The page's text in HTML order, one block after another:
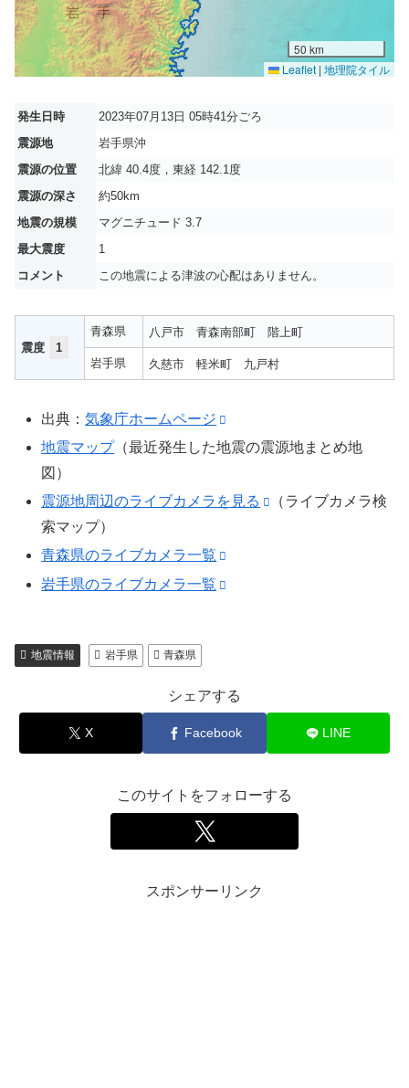
50 km
Leaflet | 地理院タイル
発生日時
2023年07月13日 05時41分ごろ
震源地
岩手県沖
震源の位置
北緯 40.4度，東経 142.1度
震源の深さ
約50km
地震の規模
マグニチュード 3.7
最大震度
1
コメント
この地震による津波の心配はありません。
震度 1
青森県 八戸市 青森南部町 階上町
岩手県 久慈市 軽米町 九戸村
出典：気象庁ホームページ
地震マップ（最近発生した地震の震源地まとめ地
図）
震源地周辺のライブカメラを見る
（ライブカメラ検
索マップ）
青森県のライブカメラ一覧
岩手県のライブカメラ一覧
地震情報 岩手県 青森県
シェアする
X Facebook LINE
このサイトをフォローする
スポンサーリンク